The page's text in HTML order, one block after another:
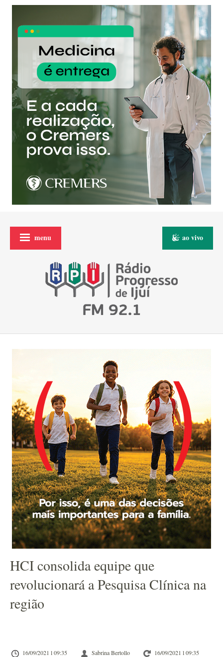
menu ao vivo
HCI consolida equipe que
revolucionará a Pesquisa Clínica na
região
16/09/2021 l 09:35 Sabrina Bertollo 16/09/2021 l 09:35